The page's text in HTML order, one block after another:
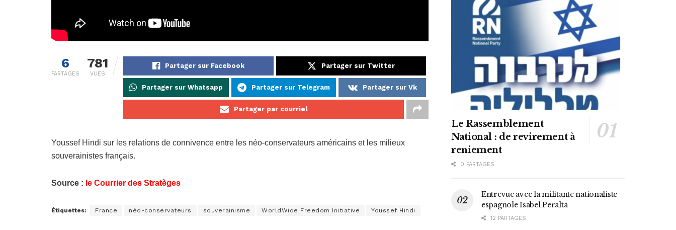
6
PARTAGES
781
VUES
Partager sur Facebook Partager sur Twitter
Partager sur Whatsapp Partager sur Telegram Partager sur Vk
Partager par courriel
Youssef Hindi sur les relations de connivence entre les néo-conservateurs américains et les milieux
souverainistes français.
Source : le Courrier des Stratèges
Étiquettes: France néo-conservateurs souverainisme WorldWide Freedom Initiative Youssef Hindi
Le Rassemblement
National : de revirement à
reniement
0 PARTAGES
Entrevue avec la militante nationaliste
espagnole Isabel Peralta
12 PARTAGES